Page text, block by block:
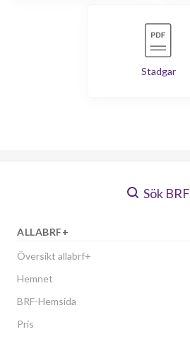
Stadgar
Sök BRF
ALLABRF+
Översikt allabrf+
Hemnet
BRF-Hemsida
Pris